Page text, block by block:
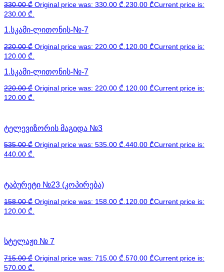
330.00₾ Original price was: 330.00 ₾. 230.00 ₾Current price is:
230.00 ₾.
1.სკამი-ლითონის-№-7
220.00₾ Original price was: 220.00 ₾. 120.00 ₾Current price is:
120.00 ₾.
1.სკამი-ლითონის-№-7
220.00₾ Original price was: 220.00 ₾.120.00 ₾Current price is:
120.00 ₾.
ტელევიზორის მაგიდა №3
535.00₾ Original price was: 535.00 ₾.440.00 ₾Current price is:
440.00 ₾.
ტაბურეტი №23 (კოპირება)
158.00₾ Original price was: 158.00 ₾. 120.00 ₾Current price is:
120.00 ₾.
სტელაჟი № 7
715.00₾ Original price was: 715.00 ₾. 570.00 ₾Current price is:
570.00 ₾.